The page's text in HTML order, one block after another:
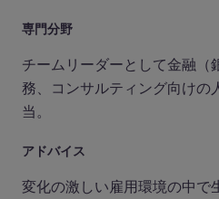
専門分野
チームリーダーとして金融（
務、コンサルティング向けの
当。
アドバイス
変化の激しい雇用環境の中で